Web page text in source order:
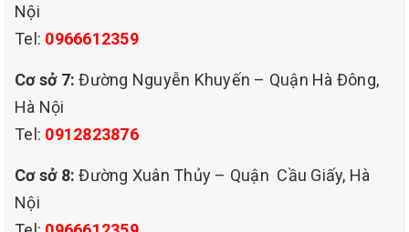
RẺ CỦA QHT VIỆT NAM .
- Dịch vụ giặt ghế sofa tại nhà của công ty QHT VIỆT
NAM là sử dụng công thức giặt phun hóa chất thẩm thấu
sợi vải để các chất bẩn nổi lên trên, rồi dùng bàn trải mềm
đánh bật các vết bẩn bán trên bề mặt. Tiếp tục tẩy vết bẩn
lâu ngày bằng phương pháp làm sạch cao cấp và sử dụng
Nội
Tel: 0966612359
Cơ sở 7:Đường Nguyễn Khuyến – Quận Hà Đông,
Hà Nội
Tel: 0912823876
Cơ sở 8:Đường Xuân Thủy – Quận Cầu Giấy, Hà
Nội